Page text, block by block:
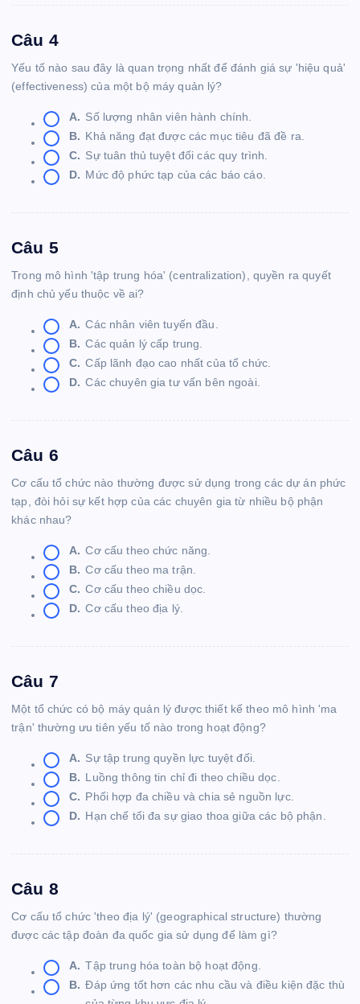
Câu 4
Yếu tố nào sau đây là quan trọng nhất để đánh giá sự 'hiệu quả'
(effectiveness) của một bộ máy quản lý?
A. Số lượng nhân viên hành chính.
B. Khả năng đạt được các mục tiêu đã đề ra.
C. Sự tuân thủ tuyệt đối các quy trình.
D. Mức độ phức tạp của các báo cáo.
Câu 5
Trong mô hình 'tập trung hóa' (centralization), quyền ra quyết
định chủ yếu thuộc về ai?
A. Các nhân viên tuyến đầu.
B. Các quản lý cấp trung.
C. Cấp lãnh đạo cao nhất của tổ chức.
D. Các chuyên gia tư vấn bên ngoài.
Câu 6
Cơ cấu tổ chức nào thường được sử dụng trong các dự án phức
tạp, đòi hỏi sự kết hợp của các chuyên gia từ nhiều bộ phận
khác nhau?
A. Cơ cấu theo chức năng.
B. Cơ cấu theo ma trận.
C. Cơ cấu theo chiều dọc.
D. Cơ cấu theo địa lý.
Câu 7
Một tổ chức có bộ máy quản lý được thiết kế theo mô hình 'ma
trận' thường ưu tiên yếu tố nào trong hoạt động?
A. Sự tập trung quyền lực tuyệt đối.
B. Luồng thông tin chỉ đi theo chiều dọc.
C. Phối hợp đa chiều và chia sẻ nguồn lực.
D. Hạn chế tối đa sự giao thoa giữa các bộ phận.
Câu 8
Cơ cấu tổ chức 'theo địa lý' (geographical structure) thường
được các tập đoàn đa quốc gia sử dụng để làm gì?
A. Tập trung hóa toàn bộ hoạt động.
B. Đáp ứng tốt hơn các nhu cầu và điều kiện đặc thù